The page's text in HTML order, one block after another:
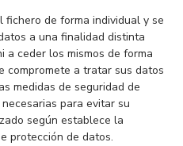
de forma individual y se
a una finalidad distinta
a ceder los mismos de forma
compromete a tratar sus datos
medidas de seguridad de
para evitar su
según establece la
protección de datos.